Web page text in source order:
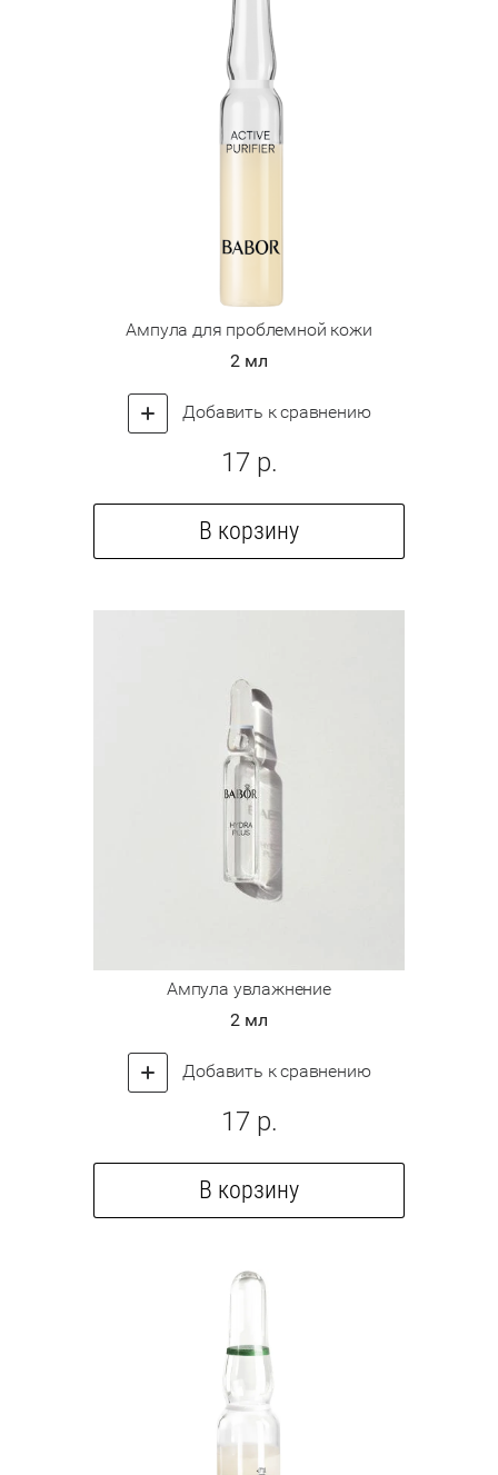
Ампула для проблемной кожи
2 мл
Добавить к сравнению
17р.
В корзину
Ампула увлажнение
2 мл
Добавить к сравнению
17р.
В корзину